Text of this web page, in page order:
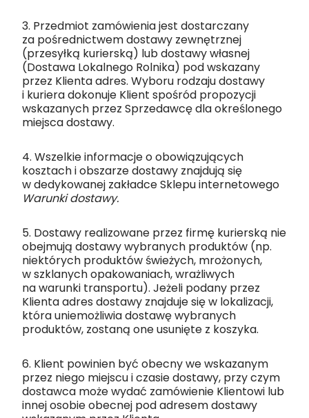
3. Przedmiot zamówienia jest dostarczany
za pośrednictwem dostawy zewnętrznej
(przesyłką kurierską) lub dostawy własnej
(Dostawa Lokalnego Rolnika) pod wskazany
przez Klienta adres. Wyboru rodzaju dostawy
i kuriera dokonuje Klient spośród propozycji
wskazanych przez Sprzedawcę dla określonego
miejsca dostawy.
4. Wszelkie informacje o obowiązujących
kosztach i obszarze dostawy znajdują się
w dedykowanej zakładce Sklepu internetowego
Warunki dostawy.
5. Dostawy realizowane przez firmę kurierską nie
obejmują dostawy wybranych produktów (np.
niektórych produktów świeżych, mrożonych,
w szklanych opakowaniach, wrażliwych
na warunki transportu). Jeżeli podany przez
Klienta adres dostawy znajduje się w lokalizacji,
która uniemożliwia dostawę wybranych
produktów, zostaną one usunięte z koszyka.
6. Klient powinien być obecny we wskazanym
przez niego miejscu i czasie dostawy, przy czym
dostawca może wydać zamówienie Klientowi lub
innej osobie obecnej pod adresem dostawy